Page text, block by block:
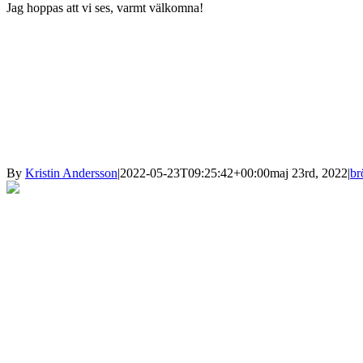
Jag hoppas att vi ses, varmt välkomna!
By Kristin Andersson|2022-05-23T09:25:42+00:00maj 23rd, 2022|